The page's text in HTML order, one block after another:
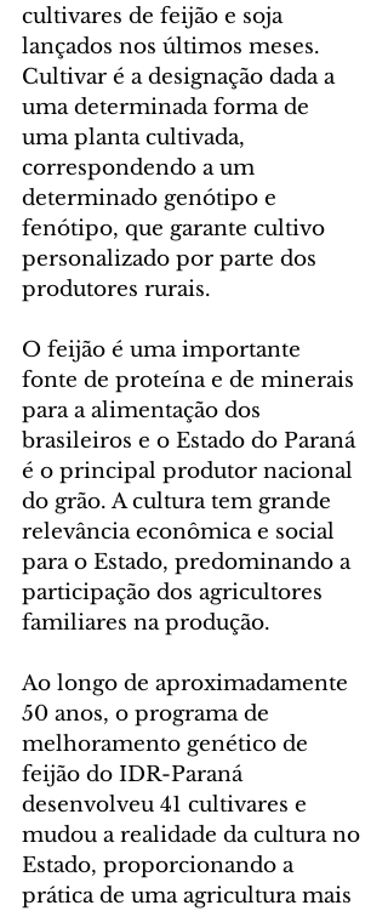
cultivares de feijão e soja
lançados nos últimos meses.
Cultivar é a designação dada a
uma determinada forma de
uma planta cultivada,
correspondendo a um
determinado genótipo e
fenótipo, que garante cultivo
personalizado por parte dos
produtores rurais.
O feijão é uma importante
fonte de proteína e de minerais
para a alimentação dos
brasileiros e o Estado do Paraná
é o principal produtor nacional
do grão. A cultura tem grande
relevância econômica e social
para o Estado, predominando a
participação dos agricultores
familiares na produção.
Ao longo de aproximadamente
50 anos, o programa de
melhoramento genético de
feijão do IDR-Paraná
desenvolveu 41 cultivares e
mudou a realidade da cultura no
Estado, proporcionando a
prática de uma agricultura mais